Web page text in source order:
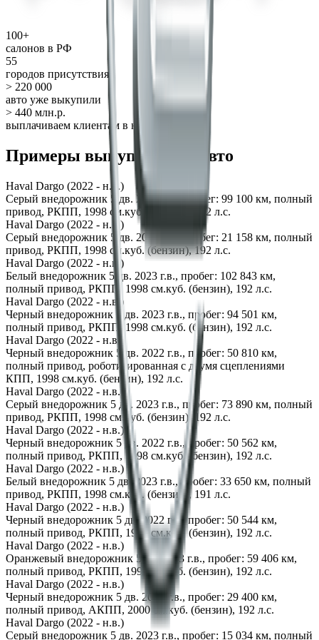
100+
салонов в РФ
55
городов присутствия
> 220 000
авто уже выкупили
> 440 млн.р.
выплачиваем клиентам в неделю
Примеры выкупленных авто
Haval Dargo (2022 - н.в.)
Серый внедорожник 5 дв. 2023 г.в., пробег: 99 100 км, полный
привод, РКПП, 1998 см.куб. (бензин), 192 л.с.
Haval Dargo (2022 - н.в.)
Серый внедорожник 5 дв. 2024 г.в., пробег: 21 158 км, полный
привод, РКПП, 1998 см.куб. (бензин), 192 л.с.
Haval Dargo (2022 - н.в.)
Белый внедорожник 5 дв. 2023 г.в., пробег: 102 843 км,
полный привод, РКПП, 1998 см.куб. (бензин), 192 л.с.
Haval Dargo (2022 - н.в.)
Черный внедорожник 5 дв. 2023 г.в., пробег: 94 501 км,
полный привод, РКПП, 1998 см.куб. (бензин), 192 л.с.
Haval Dargo (2022 - н.в.)
Черный внедорожник 5 дв. 2022 г.в., пробег: 50 810 км,
полный привод, роботизированная с двумя сцеплениями
КПП, 1998 см.куб. (бензин), 192 л.с.
Haval Dargo (2022 - н.в.)
Серый внедорожник 5 дв. 2023 г.в., пробег: 73 890 км, полный
привод, РКПП, 1998 см.куб. (бензин), 192 л.с.
Haval Dargo (2022 - н.в.)
Черный внедорожник 5 дв. 2022 г.в., пробег: 50 562 км,
полный привод, РКПП, 1998 см.куб. (бензин), 192 л.с.
Haval Dargo (2022 - н.в.)
Белый внедорожник 5 дв. 2023 г.в., пробег: 33 650 км, полный
привод, РКПП, 1998 см.куб. (бензин), 191 л.с.
Haval Dargo (2022 - н.в.)
Черный внедорожник 5 дв. 2022 г.в., пробег: 50 544 км,
полный привод, РКПП, 1998 см.куб. (бензин), 192 л.с.
Haval Dargo (2022 - н.в.)
Оранжевый внедорожник 5 дв. 2023 г.в., пробег: 59 406 км,
полный привод, РКПП, 1998 см.куб. (бензин), 192 л.с.
Haval Dargo (2022 - н.в.)
Черный внедорожник 5 дв. 2024 г.в., пробег: 29 400 км,
полный привод, АКПП, 2000 см.куб. (бензин), 192 л.с.
Haval Dargo (2022 - н.в.)
Серый внедорожник 5 дв. 2023 г.в., пробег: 15 034 км, полный